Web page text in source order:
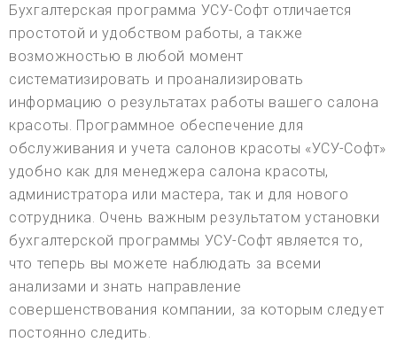
Бухгалтерская программа УСУ-Софт отличается
простотой и удобством работы, а также
возможностью в любой момент
систематизировать и проанализировать
информацию о результатах работы вашего салона
красоты. Программное обеспечение для
обслуживания и учета салонов красоты «УСУ-Софт»
удобно как для менеджера салона красоты,
администратора или мастера, так и для нового
сотрудника. Очень важным результатом установки
бухгалтерской программы УСУ-Софт является то,
что теперь вы можете наблюдать за всеми
анализами и знать направление
совершенствования компании, за которым следует
постоянно следить.